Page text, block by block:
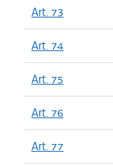
Art. 73
Art. 74
Art. 75
Art. 76
Art. 77